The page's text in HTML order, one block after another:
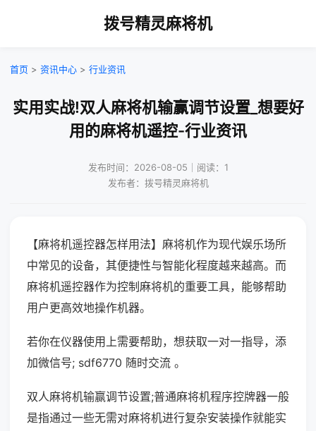
拨号精灵麻将机
首页 > 资讯中心 > 行业资讯
实用实战!双人麻将机输赢调节设置_想要好
用的麻将机遥控-行业资讯
发布时间：2026-08-05｜阅读：1
发布者：拨号精灵麻将机
【麻将机遥控器怎样用法】麻将机作为现代娱乐场所
中常见的设备，其便捷性与智能化程度越来越高。而
麻将机遥控器作为控制麻将机的重要工具，能够帮助
用户更高效地操作机器。
若你在仪器使用上需要帮助，想获取一对一指导，添
加微信号; sdf6770 随时交流 。
双人麻将机输赢调节设置;普通麻将机程序控牌器一般
是指通过一些无需对麻将机进行复杂安装操作就能实